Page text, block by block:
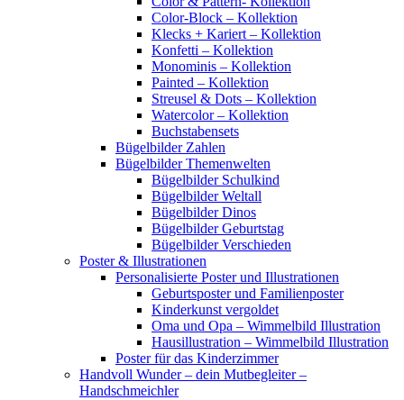
Color-Block – Kollektion
Klecks + Kariert – Kollektion
Konfetti – Kollektion
Monominis – Kollektion
Painted – Kollektion
Streusel & Dots – Kollektion
Watercolor – Kollektion
Buchstabensets
Bügelbilder Zahlen
Bügelbilder Themenwelten
Bügelbilder Schulkind
Bügelbilder Weltall
Bügelbilder Dinos
Bügelbilder Geburtstag
Bügelbilder Verschieden
Poster & Illustrationen
Personalisierte Poster und Illustrationen
Geburtsposter und Familienposter
Kinderkunst vergoldet
Oma und Opa – Wimmelbild Illustration
Hausillustration – Wimmelbild Illustration
Poster für das Kinderzimmer
Handvoll Wunder – dein Mutbegleiter –
Handschmeichler